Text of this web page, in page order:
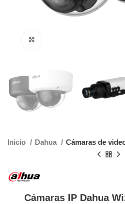
Inicio Dahua Cámaras de
Cámaras IP Dahua